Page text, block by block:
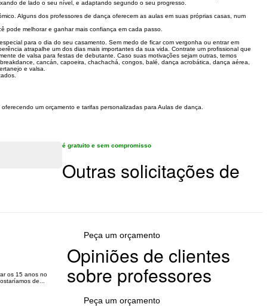
de lado o seu nível, e adaptando segundo o seu progresso.
Alguns dos professores de dança oferecem as aulas em suas próprias casas, num
pode melhorar e ganhar mais confiança em cada passo.
para o dia do seu casamento. Sem medo de ficar com vergonha ou entrar em
atrapalhe um dos dias mais importantes da sua vida. Contrate um profissional que
de valsa para festas de debutante. Caso suas motivações sejam outras, temos
cancán, capoeira, chachachá, congos, balé, dança acrobática, dança aérea,
e valsa.
um orçamento e tarifas personalizadas para Aulas de dança.
é gratuito e sem compromisso
Outras solicitações de
os 15 anos no
de...
Peça um orçamento
Peça um orçamento
Opiniões de clientes
sobre professores